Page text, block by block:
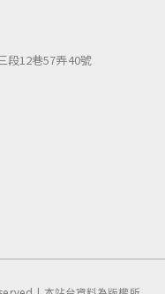
段12巷57弄40號